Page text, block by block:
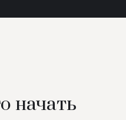
начать